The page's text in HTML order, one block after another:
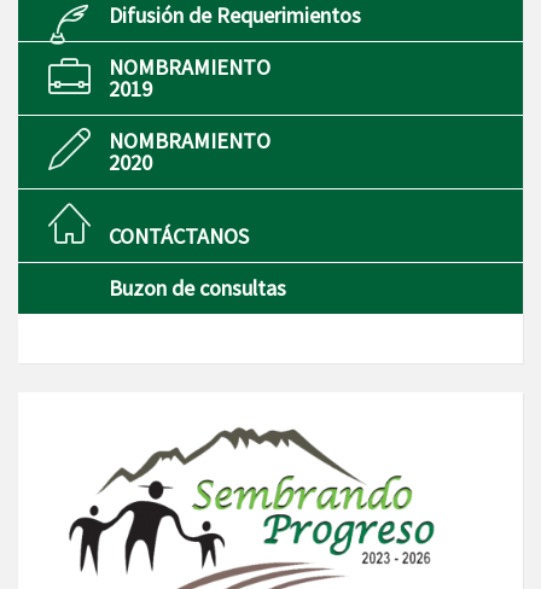
Difusión de Requerimientos
NOMBRAMIENTO
2019
NOMBRAMIENTO
2020
CONTÁCTANOS
Buzon de consultas